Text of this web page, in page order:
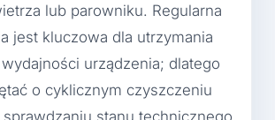
lub parowniku. Regularna
jest kluczowa dla utrzymania
urządzenia; dlatego
o cyklicznym czyszczeniu
stanu technicznego